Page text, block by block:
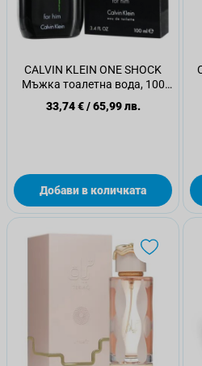
CALVIN KLEIN ONE SHOCK
Мъжка тоалетна вода, 100
мл
33,74 €/65,99 лв.
Добави в количката